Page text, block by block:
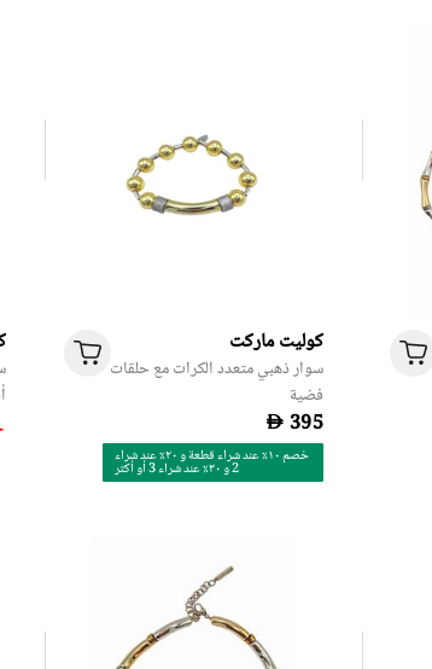
كوليت ماركت
سوار ذهبي متعدد الكرات مع حلقات
فضية
D
خصم ١٠٪ عند شراء قطعة و ٢٠٪ عند شراء
2 و ٣٠٪ عند شراء 3 أو أكثر